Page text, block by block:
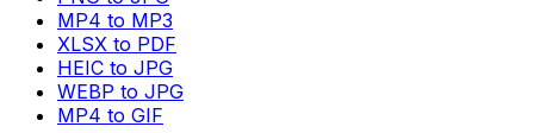
MP4 to MP3
XLSX to PDF
HEIC to JPG
WEBP to JPG
MP4 to GIF